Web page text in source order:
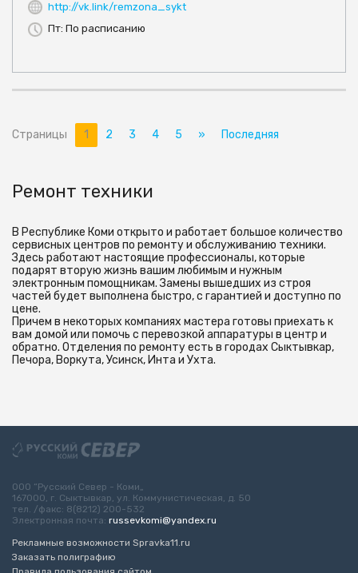
http://vk.link/remzona_sykt
Пт: По расписанию
Страницы 1 2 3 4 5 » Последняя
Ремонт техники
В Республике Коми открыто и работает большое количество
сервисных центров по ремонту и обслуживанию техники.
Здесь работают настоящие профессионалы, которые
подарят вторую жизнь вашим любимым и нужным
электронным помощникам. Замены вышедших из строя
частей будет выполнена быстро, с гарантией и доступно по
цене.
Причем в некоторых компаниях мастера готовы приехать к
вам домой или помочь с перевозкой аппаратуры в центр и
обратно. Отделения по ремонту есть в городах Сыктывкар,
Печора, Воркута, Усинск, Инта и Ухта.
ООО “Русский Север - Коми„
167000, г. Сыктывкар, ул. Коммунистическая, д. 50
тел. /факс: 8(8212) 200-532
Электронная почта: russevkomi@yandex.ru
Рекламные возможности Spravka11.ru
Заказать полиграфию